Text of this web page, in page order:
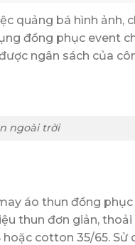
quảng bá hình ảnh,
đồng phục event
ngân sách của
ngoài trời
áo thun đồng
thun đơn giản,
cotton 35/65. Sử